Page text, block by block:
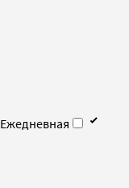
Ежедневная